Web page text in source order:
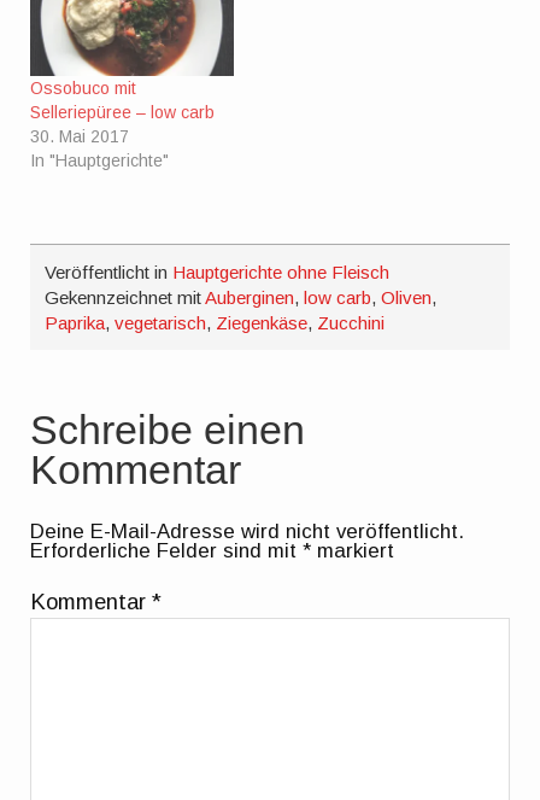
Ossobuco mit
Selleriepüree – low carb
30. Mai 2017
In "Hauptgerichte"
Veröffentlicht in Hauptgerichte ohne Fleisch
Gekennzeichnet mitAuberginen,low carb,Oliven,
Paprika,vegetarisch, Ziegenkäse, Zucchini
Schreibe einen
Kommentar
Deine E-Mail-Adresse wird nicht veröffentlicht.
Erforderliche Felder sind mit* markiert
Kommentar*